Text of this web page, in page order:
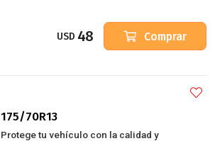
USD 48 Comprar
175/70R13
Protege tu vehículo con la calidad y